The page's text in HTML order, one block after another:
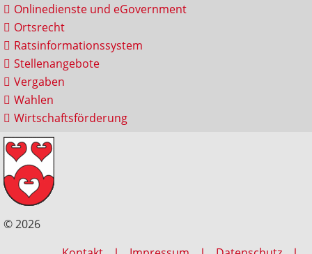
Onlinedienste und eGovernment
Ortsrecht
Ratsinformationssystem
Stellenangebote
Vergaben
Wahlen
Wirtschaftsförderung
© 2026